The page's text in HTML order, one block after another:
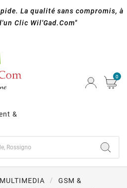
La qualité sans compromis, à
Clic Wil'Gad.Com"
&
0
MULTIMEDIA
GSM &